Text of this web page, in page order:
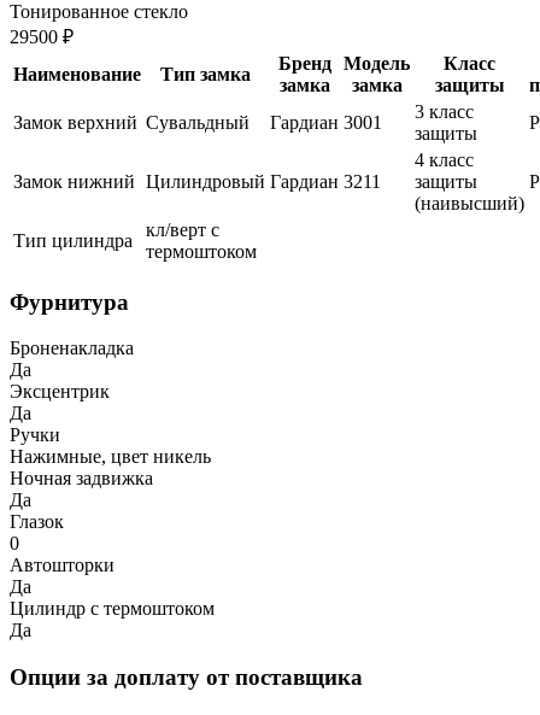
Тонированное стекло
29500 ₽
Наименование
Тип замка
Бренд
замка
Модель
замка
Класс
защиты
Замок верхний Сувальдный Гардиан 3001
3 класс
защиты
Замок нижний Цилиндровый Гардиан 3211
4 класс
защиты
(наивысший)
Тип цилиндра
кл/верт с
термоштоком
Фурнитура
Броненакладка
Да
Эксцентрик
Да
Ручки
Нажимные, цвет никель
Ночная задвижка
Да
Глазок
0
Автошторки
Да
Цилиндр с термоштоком
Да
Опции за доплату от поставщика